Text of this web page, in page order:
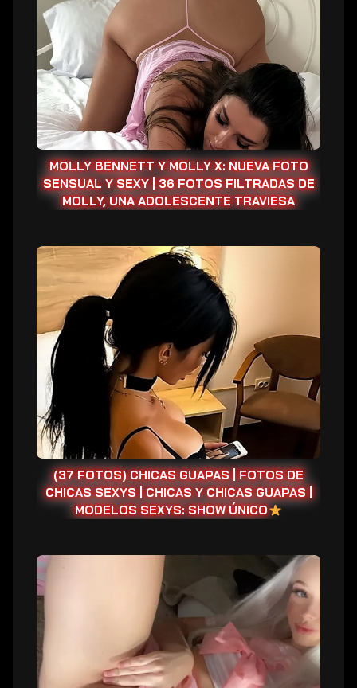
X:
Nueva
foto
sensual
y
sexy
|
36
fotos
filtradas
de
una
adolescente
traviesa
MOLLY BENNETT Y MOLLY X: NUEVA FOTO
SENSUAL Y SEXY | 36 FOTOS FILTRADAS DE
MOLLY, UNA ADOLESCENTE TRAVIESA
(37
Fotos)
Chicas
Fotos
de
Chicas
Sexys
|
Chicas
y
Chicas
Guapas
|
Show
Único
(37 FOTOS) CHICAS GUAPAS | FOTOS DE
CHICAS SEXYS | CHICAS Y CHICAS GUAPAS |
MODELOS SEXYS: SHOW ÚNICO
una
conejita
inglesa
con
un